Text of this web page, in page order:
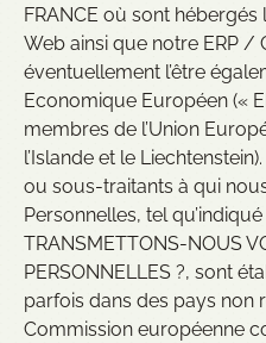
FRANCE où sont
Web ainsi que notre ERP /
éventuellement l’être
Economique Européen («
membres de l’Union
l’Islande et le
ou sous-traitants à qui
Personnelles, tel
TRANSMETTONS-NOUS
PERSONNELLES ?, sont
parfois dans des pays non
Commission européenne